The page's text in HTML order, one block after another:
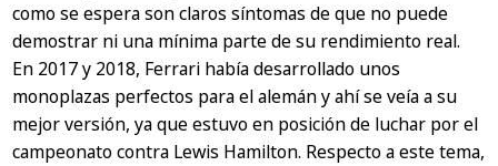
como se espera son claros síntomas de que no puede
demostrar ni una mínima parte de su rendimiento real.
En 2017 y 2018, Ferrari había desarrollado unos
monoplazas perfectos para el alemán y ahí se veía a su
mejor versión, ya que estuvo en posición de luchar por el
campeonato contra Lewis Hamilton. Respecto a este tema,